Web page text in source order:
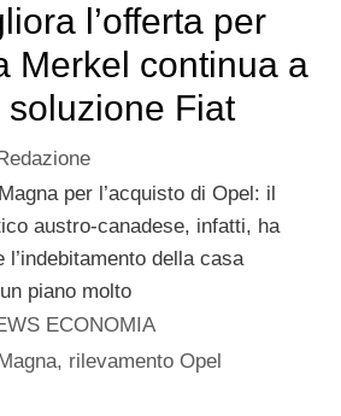
l’offerta per
Merkel continua a
Fiat
per l’acquisto di Opel: il
austro-canadese, infatti, ha
l’indebitamento della casa
piano molto
ECONOMIA
, rilevamento Opel